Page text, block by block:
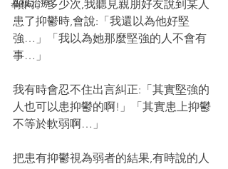
基模治療
傾向。多少次,我聽見親朋好友說到某人
患了抑鬱時,會說:「我還以為他好堅
強…」「我以為她那麼堅強的人不會有
事…」
我有時會忍不住出言糾正:「其實堅強的
人也可以患抑鬱的啊!」「其實患上抑鬱
不等於軟弱啊…」
把患有抑鬱視為弱者的結果,有時說的人